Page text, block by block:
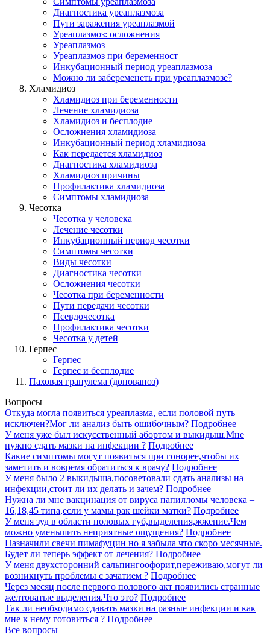
Диагностика уреаплазмоза
Пути заражения уреаплазмой
Уреаплазмоз: осложнения
Уреаплазмоз
Уреаплазмоз при беременност
Инкубационный период уреаплазмоза
Можно ли забеременеть при уреаплазмозе?
Хламидиоз
Хламидиоз при беременности
Лечение хламидиоза
Хламидиоз и бесплодие
Осложнения хламидиоза
Инкубационный период хламидиоза
Как передается хламидиоз
Диагностика хламидиоза
Хламидиоз причины
Профилактика хламидиоза
Симптомы хламидиоза
Чесотка
Чесотка у человека
Лечение чесотки
Инкубационный период чесотки
Симптомы чесотки
Виды чесотки
Диагностика чесотки
Осложнения чесотки
Чесотка при беременности
Пути передачи чесотки
Псевдочесотка
Профилактика чесотки
Чесотка у детей
Герпес
Герпес
Герпес и бесплодие
Паховая гранулема (донованоз)
Вопросы
Откуда могла появиться уреаплазма, если половой путь
исключен?Мог ли анализ быть ошибочным? Подробнее
У меня уже был искусственный абортом и выкидыш.Мне
нужно сдать мазки на инфекции ? Подробнее
Какие симптомы могут появиться при гонорее,чтобы их
заметить и вовремя обратиться к врачу? Подробнее
У меня было 2 выкидыша,посоветовали сдать анализы на
инфекции,стоит ли их делать и зачем? Подробнее
Нужна ли мне вакцинация от вируса папилломы человека –
16,18,45 типа,если у мамы рак шейки матки? Подробнее
У меня зуд в области половых губ,выделения,жжение.Чем
можно уменьшить неприятные ощущения? Подробнее
Назначили свечи пимафуцин но я забыла что скоро месячные.
Будет ли теперь эффект от лечения? Подробнее
У меня двухсторонний сальпингоофорит,переживаю,могут ли
возникнуть проблемы с зачатием ? Подробнее
Через месяц после первого полового акт появились странные
желтоватые выделения.Что это? Подробнее
Так ли необходимо сдавать мазки на разные инфекции и как
мне к нему готовиться ? Подробнее
Все вопросы